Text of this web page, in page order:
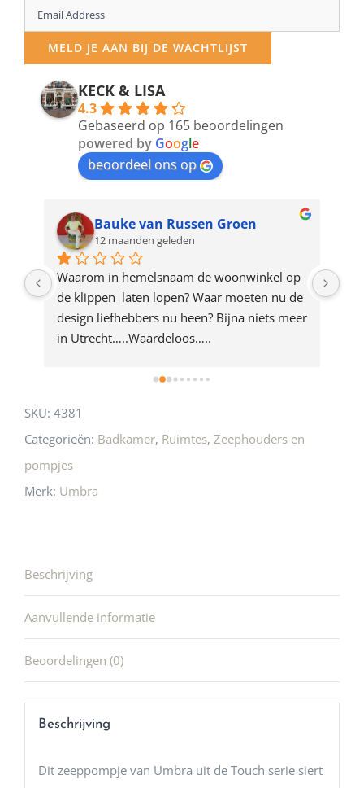
Enter
your
email
address
product
MELD JE AAN BIJ DE WACHTLIJST
KECK & LISA
4.3
Gebaseerd op 165 beoordelingen
powered by Google
beoordeel ons op
Bauke van Russen Groen
12 maanden geleden
Waarom in hemelsnaam de woonwinkel op
de klippen  laten lopen? Waar moeten nu de
design liefhebbers nu heen? Bijna niets meer
in Utrecht…..Waardeloos…..
SKU: 4381
Categorieën: Badkamer, Ruimtes, Zeephouders en
pompjes
Merk: Umbra
Beschrijving
Aanvullende informatie
Beoordelingen (0)
Beschrijving
Dit zeeppompje van Umbra uit de Touch serie siert